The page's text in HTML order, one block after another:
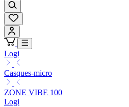
Logi
Casques-micro
ZONE VIBE 100
Logi